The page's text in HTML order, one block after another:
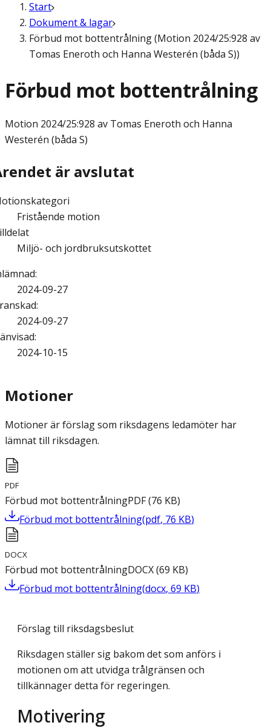
Start
Dokument & lagar
Förbud mot bottentrålning (Motion 2024/25:928 av
Tomas Eneroth och Hanna Westerén (båda S))
Förbud mot bottentrålning
Motion 2024/25:928 av Tomas Eneroth och Hanna
Westerén (båda S)
är avslutat
Fristående motion
Miljö- och jordbruksutskottet
:
2024-09-27
:
2024-09-27
:
2024-10-15
Motioner
Motioner är förslag som riksdagens ledamöter har
lämnat till riksdagen.
PDF
Förbud mot bottentrålningPDF(76 KB)
Förbud mot bottentrålning(pdf, 76 KB)
DOCX
Förbud mot bottentrålningDOCX(69 KB)
Förbud mot bottentrålning(docx, 69 KB)
Förslag till riksdagsbeslut
Riksdagen ställer sig bakom det som anförs i
motionen om att utvidga trålgränsen och
tillkännager detta för regeringen.
Motivering